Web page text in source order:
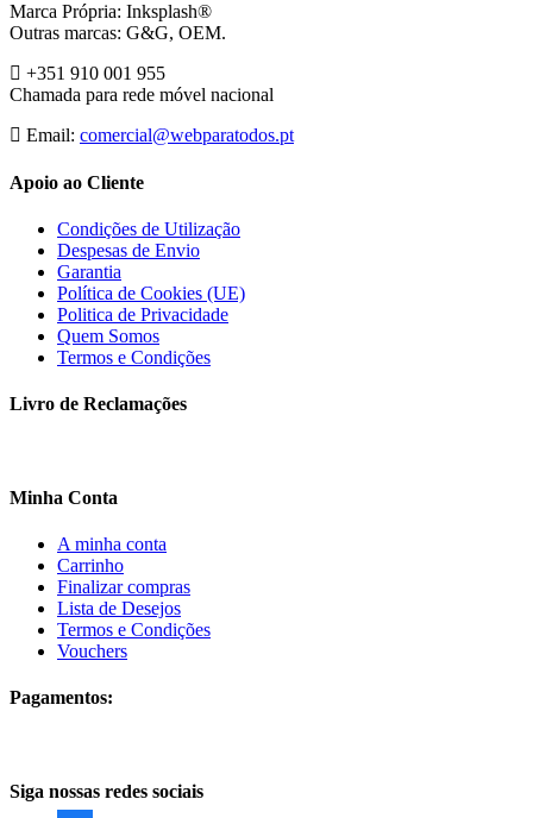
Marca Própria: Inksplash®
Outras marcas: G&G, OEM.
+351 910 001 955
Chamada para rede móvel nacional
Email: comercial@webparatodos.pt
Apoio ao Cliente
Condições de Utilização
Despesas de Envio
Garantia
Política de Cookies (UE)
Politica de Privacidade
Quem Somos
Termos e Condições
Livro de Reclamações
Minha Conta
A minha conta
Carrinho
Finalizar compras
Lista de Desejos
Termos e Condições
Vouchers
Pagamentos:
Siga nossas redes sociais